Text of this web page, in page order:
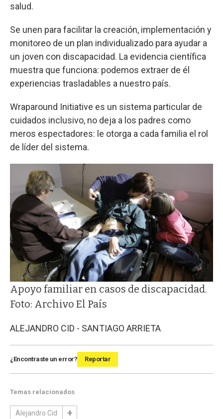
salud.
Se unen para facilitar la creación, implementación y
monitoreo de un plan individualizado para ayudar a
un joven con discapacidad. La evidencia científica
muestra que funciona: podemos extraer de él
experiencias trasladables a nuestro país.
Wraparound Initiative es un sistema particular de
cuidados inclusivo, no deja a los padres como
meros espectadores: le otorga a cada familia el rol
de líder del sistema.
Apoyo familiar en casos de discapacidad.
Foto: Archivo El País
ALEJANDRO CID - SANTIAGO ARRIETA
¿Encontraste un error? Reportar
Temas relacionados
Alejandro Cid